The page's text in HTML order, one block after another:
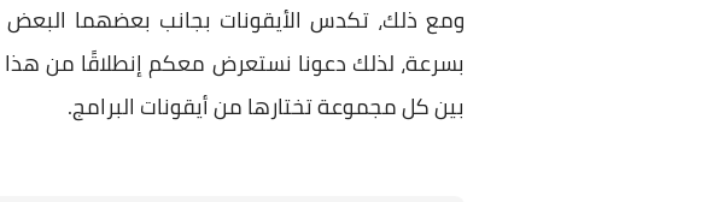
ومع ذلك، تكدس الأيقونات بجانب بعضهما
بسرعة، لذلك دعونا نستعرض معكم إنطلاقًا من
بين كل مجموعة تختارها من أيقونات البرامج.